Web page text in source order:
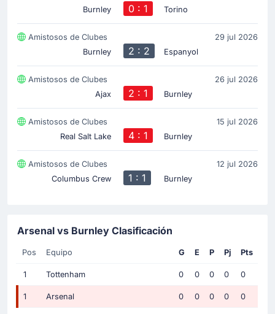
Burnley
0 : 1 Torino
Amistosos de Clubes
29 jul 2026
Burnley
2 : 2 Espanyol
Amistosos de Clubes
26 jul 2026
Ajax
2 : 1 Burnley
Amistosos de Clubes
15 jul 2026
Real Salt Lake
4 : 1 Burnley
Amistosos de Clubes
12 jul 2026
Columbus Crew
1 : 1 Burnley
Arsenal vs Burnley Clasificación
Pos Equipo G E P Pj Pts
1 Tottenham 0 0 0 0 0
1 Arsenal 0 0 0 0 0